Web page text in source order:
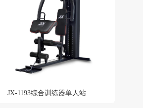
JX-1193综合训练器单人站